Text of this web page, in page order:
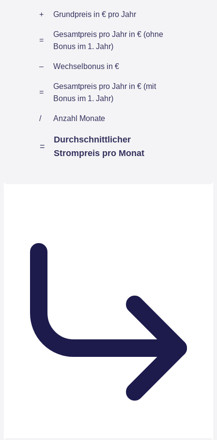
+ Grundpreis in € pro Jahr
=
Gesamtpreis pro Jahr in € (ohne
Bonus im 1. Jahr)
– Wechselbonus in €
=
Gesamtpreis pro Jahr in € (mit
Bonus im 1. Jahr)
/ Anzahl Monate
=
Durchschnittlicher
Strompreis pro Monat